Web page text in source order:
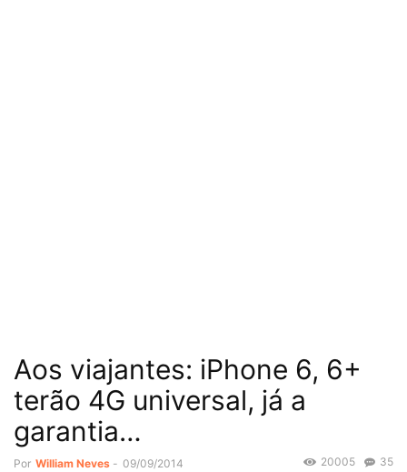
Aos viajantes: iPhone 6, 6+
terão 4G universal, já a
garantia…
Por William Neves - 09/09/2014 35
20005